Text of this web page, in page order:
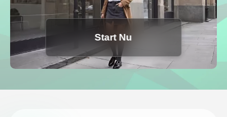
Se alle værktøjer
Skabeloner
Avatar video
▼
Start Nu